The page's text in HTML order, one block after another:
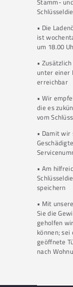
Stamm-
• Die
ist
um 18.00
•
unter einer
erreichbar
• Wir
die es
vom
• Damit wir
• Am
speichern
• Mit
Sie die
geholfen
können; sei
geöffnete
nach